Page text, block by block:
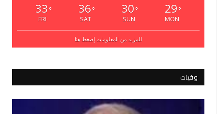
33 °
FRI
36 °
SAT
30 °
SUN
29 °
MON
للمزيد من المعلومات إضغط هنا
وفيات